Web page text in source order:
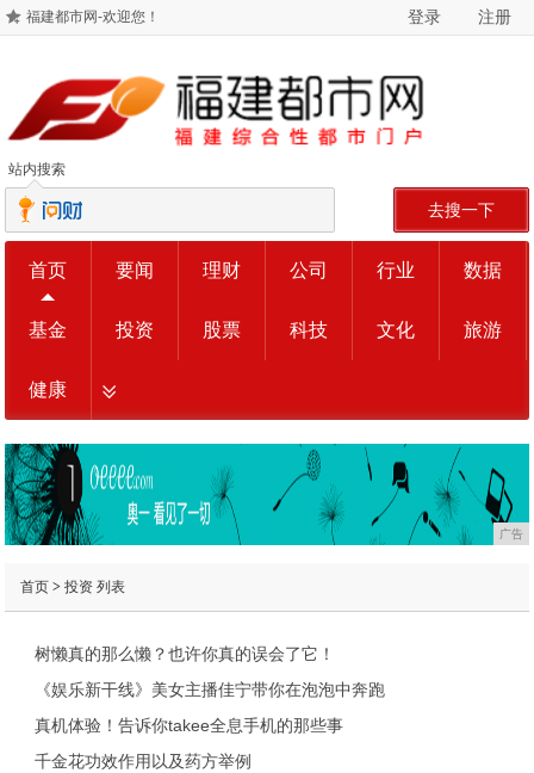
福建都市网-欢迎您！ 登录 注册
站内搜索
去搜一下
首页 要闻 理财 公司 行业 数据
基金 投资 股票 科技 文化 旅游
健康
广告
首页> 投资列表
树懒真的那么懒？也许你真的误会了它！
《娱乐新干线》美女主播佳宁带你在泡泡中奔跑
真机体验！告诉你takee全息手机的那些事
千金花功效作用以及药方举例